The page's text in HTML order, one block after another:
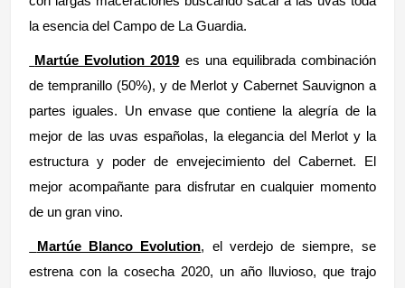
la esencia del Campo de La Guardia.
Martúe Evolution 2019 es una equilibrada combinación
de tempranillo (50%), y de Merlot y Cabernet Sauvignon a
partes iguales. Un envase que contiene la alegría de la
mejor de las uvas españolas, la elegancia del Merlot y la
estructura y poder de envejecimiento del Cabernet. El
mejor acompañante para disfrutar en cualquier momento
de un gran vino.
Martúe Blanco Evolution, el verdejo de siempre, se
estrena con la cosecha 2020, un año lluvioso, que trajo